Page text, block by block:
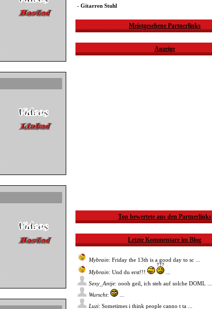
-Gitarren Stuhl
Meistgesehene Partnerlinks
Anzeige
Top bewertete aus den Partnerlinks
Letzte Kommentare im Blog
Mybrain: Friday the 13th is a good day to sc ...
Mybrain: Und du erst!!!
Sexy_Antje: oooh geil, ich steh auf solche DOML ...
Wurscht:
Luzi: Sometimes i think people canno t ta ...